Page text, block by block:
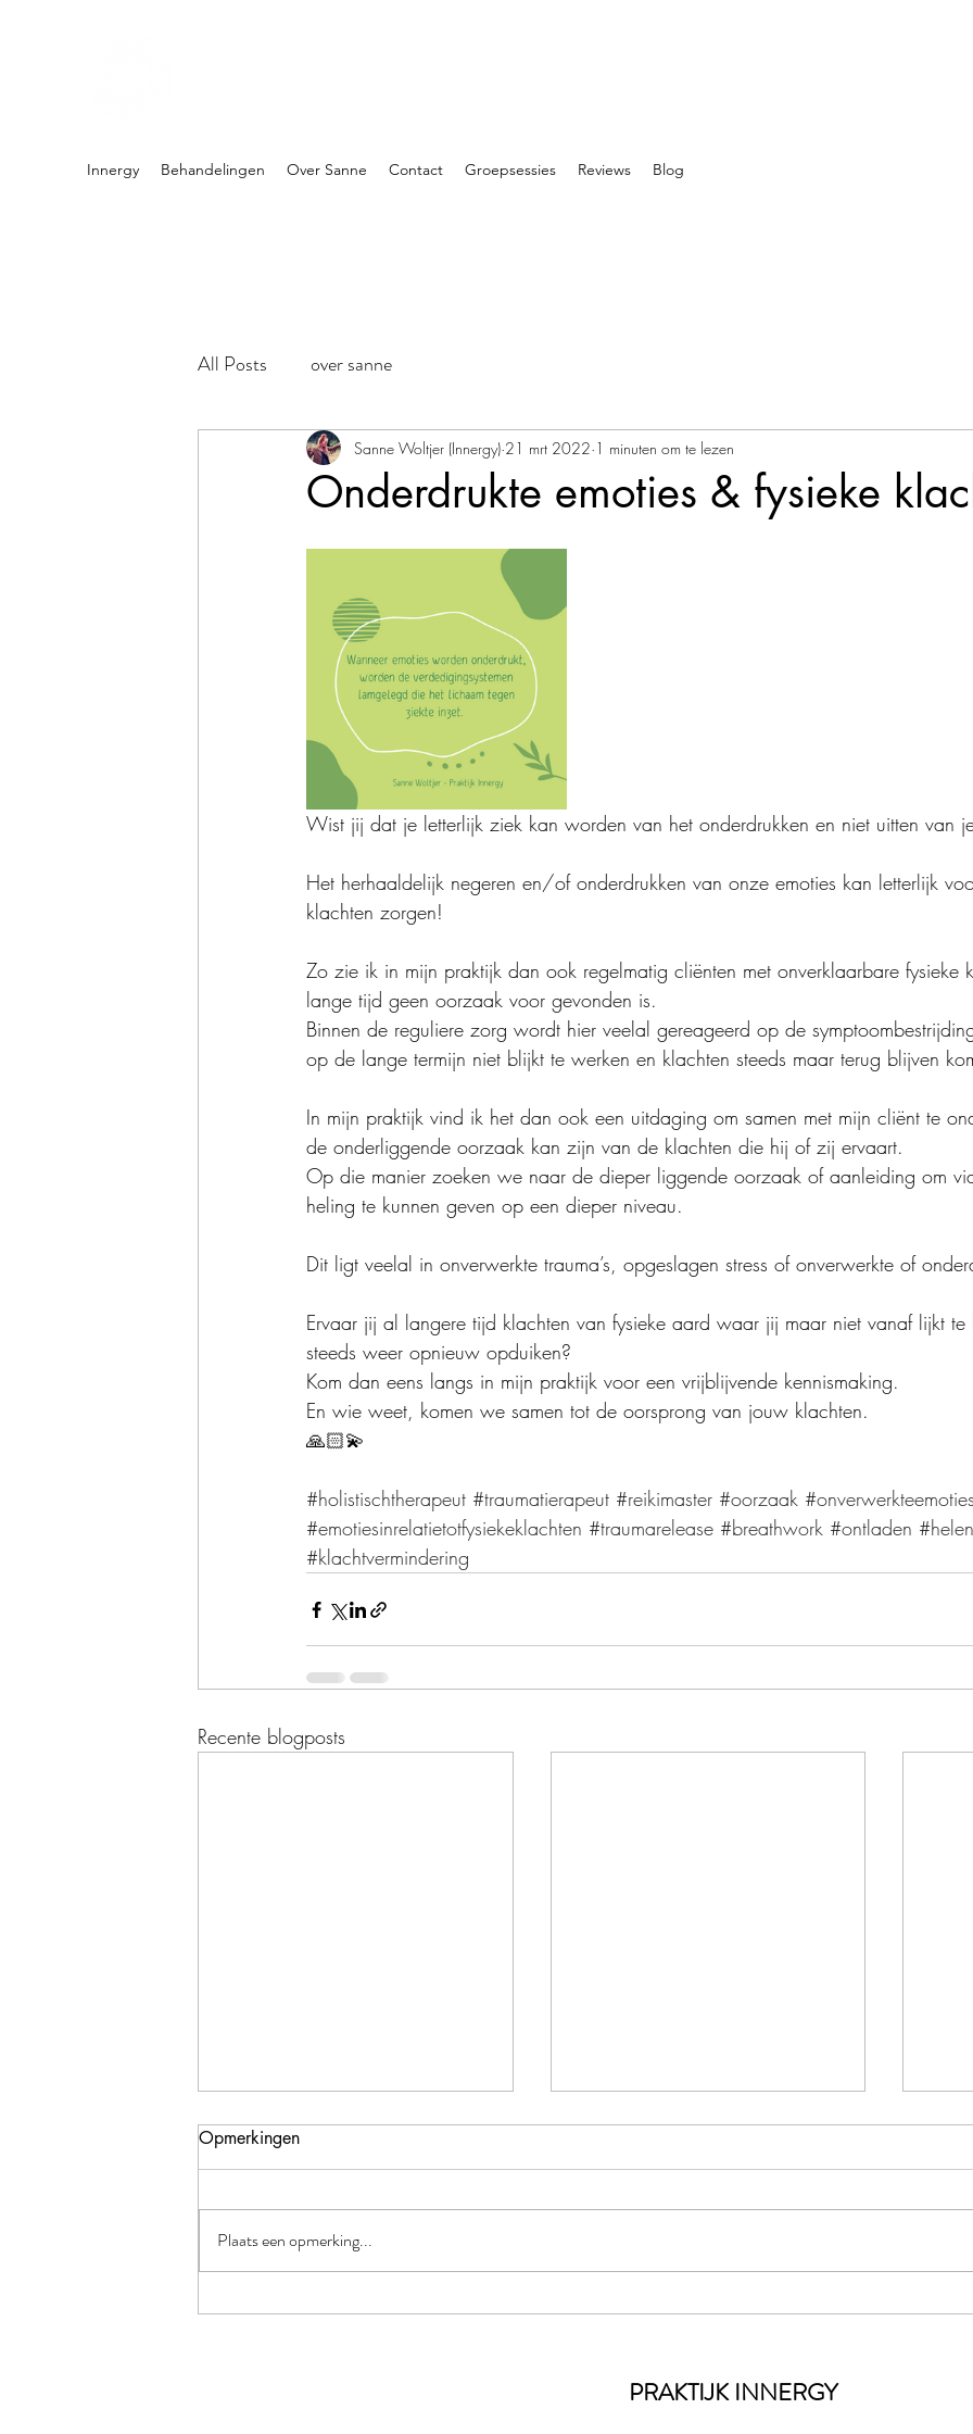
Innergy Behandelingen Over Sanne Contact Groepsessies Reviews Blog
All Posts over sanne
Onderdrukte emoties & fysieke
Sanne Woltjer (Innergy) 21 mrt 2022 1 minuten om te lezen
Wist jij dat je letterlijk ziek kan worden van het onderdrukken en niet uitten van
Het herhaaldelijk negeren en/of onderdrukken van onze emoties kan letterlijk
klachten zorgen!
Zo zie ik in mijn praktijk dan ook regelmatig cliënten met onverklaarbare fysieke
lange tijd geen oorzaak voor gevonden is.
Binnen de reguliere zorg wordt hier veelal gereageerd op de
op de lange termijn niet blijkt te werken en klachten steeds maar terug blijven
In mijn praktijk vind ik het dan ook een uitdaging om samen met mijn cliënt te
de onderliggende oorzaak kan zijn van de klachten die hij of zij ervaart.
Op die manier zoeken we naar de dieper liggende oorzaak of aanleiding om
heling te kunnen geven op een dieper niveau.
Dit ligt veelal in onverwerkte trauma’s, opgeslagen stress of onverwerkte of
Ervaar jij al langere tijd klachten van fysieke aard waar jij maar niet vanaf lijkt
steeds weer opnieuw opduiken?
Kom dan eens langs in mijn praktijk voor een vrijblijvende kennismaking.
En wie weet, komen we samen tot de oorsprong van jouw klachten.
🙏🏻💫
#holistischtherapeut #traumatierapeut #reikimaster #oorzaak #onverwerkteemoties
#emotiesinrelatietotfysiekeklachten #traumarelease #breathwork #ontladen #helen
#klachtvermindering
Recente blogposts
Wanneer werd het leven zo
Opmerkingen
Plaats een opmerking...
PRAKTIJK INNERGY